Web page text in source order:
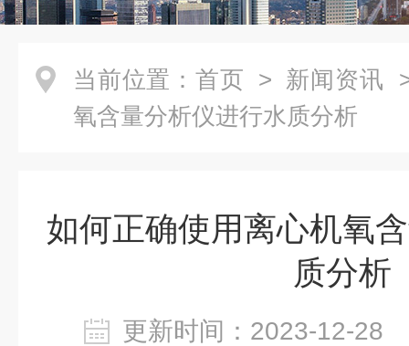
当前位置： 首页 > 新闻资讯
氧含量分析仪进行水质分析
如何正确使用离心机氧
质分析
更新时间：2023-12-